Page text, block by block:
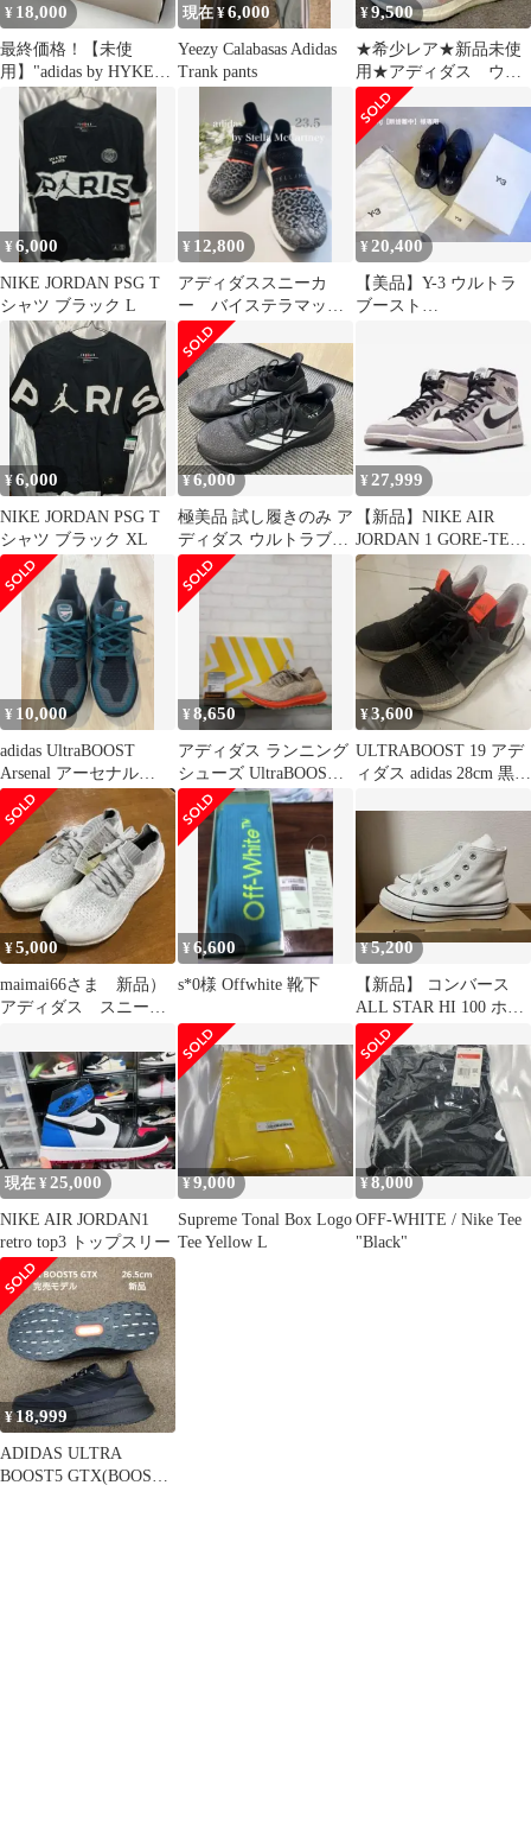
¥ 18,000
最終価格！【未使
用】"adidas by HYKE"
25.5cm
現在 ¥6,000
Yeezy Calabasas Adidas
Trank pants
¥9,500
★希少レア★新品未使
用★アディダス ウル
トラブースト
SUMMER.RDY
¥6,000
NIKE JORDAN PSG T
シャツ ブラック L
¥ 12,800
アディダススニーカ
ー バイステラマッカ
ートニー23.5ブラック
¥20,400
【美品】Y-3 ウルトラ
ブースト
¥6,000
NIKE JORDAN PSG T
シャツ ブラック XL
¥6,000
極美品 試し履きのみ ア
ディダス ウルトラブー
スト ライト 黒 27.0cm
箱有
¥ 27,999
【新品】NIKE AIR
JORDAN 1 GORE-TEX
エアジョーダン1
¥ 10,000
adidas UltraBOOST
Arsenal アーセナル
29cm W杯
¥8,650
アディダス ランニング
シューズ UltraBOOST
Uncaged CL
¥3,600
ULTRABOOST 19 アデ
ィダス adidas 28cm 黒
¥5,000
maimai66さま 新品）
アディダス スニーカ
ューズ
¥6,600
s*0様 Offwhite 靴下
¥5,200
【新品】 コンバース
ALL STAR HI 100 ホワ
イト（23cm）
現在 ¥ 25,000
NIKE AIR JORDAN1
retro top3 トップスリー
¥9,000
Supreme Tonal Box Logo
Tee Yellow L
¥8,000
OFF-WHITE / Nike Tee
"Black"
¥18,999
ADIDAS ULTRA
BOOST5 GTX(BOOST